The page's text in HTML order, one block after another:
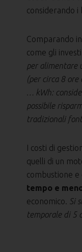
considerando i
Comparando
come gli
per alimentare
(per circa 8
… kWh:
possibile
tradizionali
I costi di
quelli di un
combustione
tempo e
economico. Si
temporale di 5